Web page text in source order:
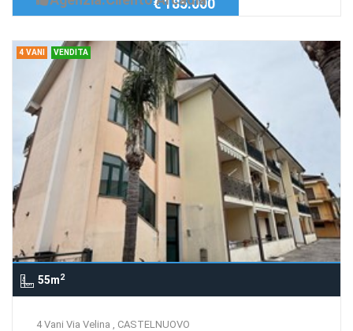
€ 185.000
4 VANI VENDITA
55m2
4 Vani Via Velina , CASTELNUOVO